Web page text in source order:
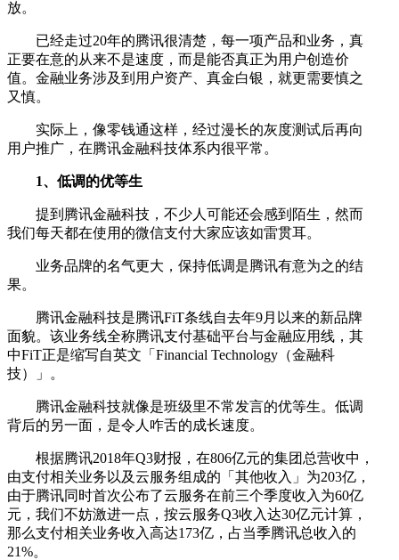
放。
已经走过20年的腾讯很清楚，每一项产品和业务，真
正要在意的从来不是速度，而是能否真正为用户创造价
值。金融业务涉及到用户资产、真金白银，就更需要慎之
又慎。
实际上，像零钱通这样，经过漫长的灰度测试后再向
用户推广，在腾讯金融科技体系内很平常。
1、低调的优等生
提到腾讯金融科技，不少人可能还会感到陌生，然而
我们每天都在使用的微信支付大家应该如雷贯耳。
业务品牌的名气更大，保持低调是腾讯有意为之的结
果。
腾讯金融科技是腾讯FiT条线自去年9月以来的新品牌
面貌。该业务线全称腾讯支付基础平台与金融应用线，其
中FiT正是缩写自英文「Financial Technology（金融科
技）」。
腾讯金融科技就像是班级里不常发言的优等生。低调
背后的另一面，是令人咋舌的成长速度。
根据腾讯2018年Q3财报，在806亿元的集团总营收中，
由支付相关业务以及云服务组成的「其他收入」为203亿，
由于腾讯同时首次公布了云服务在前三个季度收入为60亿
元，我们不妨激进一点，按云服务Q3收入达30亿元计算，
那么支付相关业务收入高达173亿，占当季腾讯总收入的
21%。